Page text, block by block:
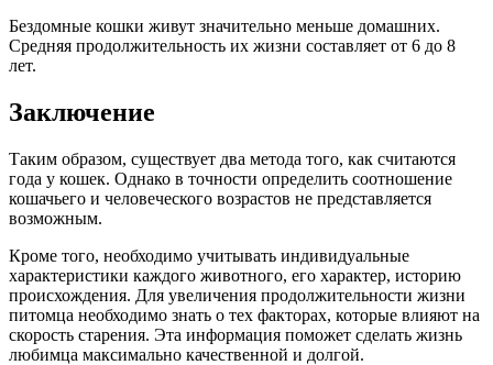
Бездомные кошки живут значительно меньше домашних.
Средняя продолжительность их жизни составляет от 6 до 8
лет.
Заключение
Таким образом, существует два метода того, как считаются
года у кошек. Однако в точности определить соотношение
кошачьего и человеческого возрастов не представляется
возможным.
Кроме того, необходимо учитывать индивидуальные
характеристики каждого животного, его характер, историю
происхождения. Для увеличения продолжительности жизни
питомца необходимо знать о тех факторах, которые влияют на
скорость старения. Эта информация поможет сделать жизнь
любимца максимально качественной и долгой.